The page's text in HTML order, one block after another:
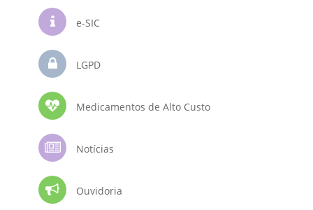
e-SIC
LGPD
Medicamentos de Alto Custo
Notícias
Ouvidoria